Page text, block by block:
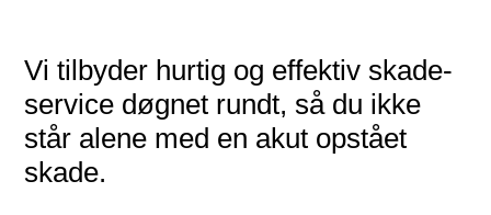
Vi tilbyder hurtig og effektiv skade­
service døgnet rundt, så du ikke
står alene med en akut opstået
skade.